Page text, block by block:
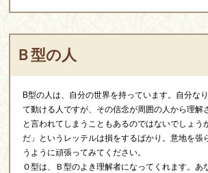
Ｂ型の人
B型の人は、自分の世界を持っています。自分な
て動ける人ですが、その信念が周囲の人から理解
と言われてしまうこともあるのではないでしょ
だ」というレッテルは損をするばかり。意地を張
うように頑張ってみてください。
Ｏ型は、Ｂ型のよき理解者になってくれます。あ